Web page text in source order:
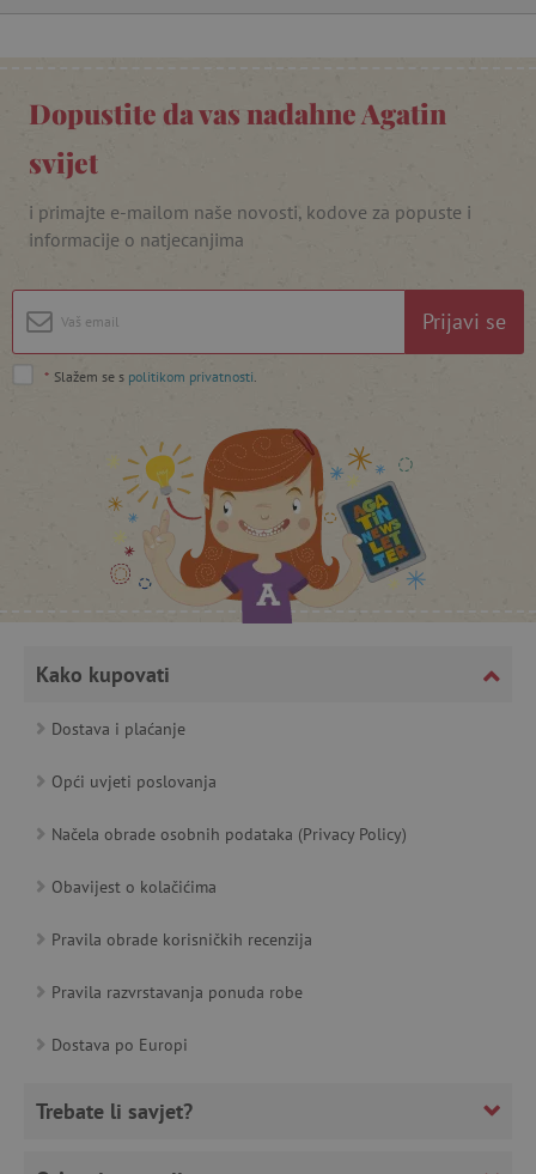
Dopustite da vas nadahne Agatin
svijet
i primajte e-mailom naše novosti, kodove za popuste i
informacije o natjecanjima
Prijavi se
* Slažem se s politikom privatnosti
Kako kupovati
Dostava i plaćanje
Opći uvjeti poslovanja
Načela obrade osobnih podataka (Privacy Policy)
Obavijest o kolačićima
Pravila obrade korisničkih recenzija
Pravila razvrstavanja ponuda robe
Dostava po Europi
Trebate li savjet?
featureFlagIdentifier
featureFlagCheckoutExperimentVariant www.agatinsvijet.hr
product_filter_remember
PHPSESSID
__cf_bm
Googleovu politiku privatnosti